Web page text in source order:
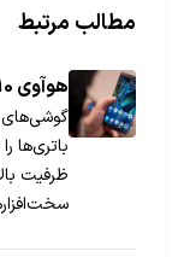
مطالب مرتبط
هوآوی Mate 10 شاهکاری در مصرف باتری
گوشی‌های
باتری‌ها
ظرفیت